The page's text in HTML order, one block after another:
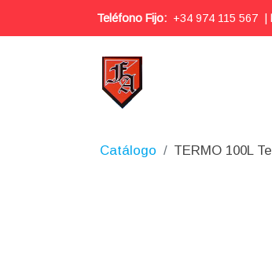
Teléfono Fijo: +34 974 115 567
Catálogo TERMO 100L